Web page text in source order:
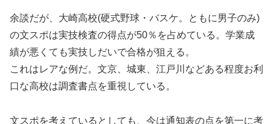
余談だが、大崎高校(硬式野球・バスケ。ともに男子のみ)
の文スポは実技検査の得点が50％を占めている。学業成
績が悪くても実技しだいで合格が狙える。
これはレアな例だ。文京、城東、江戸川などある程度お利
口な高校は調査書点を重視している。
文スポを考えているとしても、今は通知表の点を第一に考